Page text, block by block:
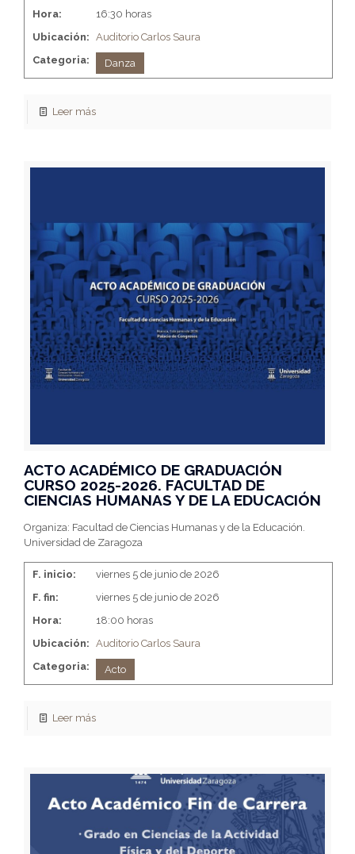
Hora:
16:30 horas
Ubicación: Auditorio Carlos Saura
Categoria:
Danza
Leer más
ACTO ACADÉMICO DE GRADUACIÓN
CURSO 2025-2026. FACULTAD DE
CIENCIAS HUMANAS Y DE LA EDUCACIÓN
Organiza: Facultad de Ciencias Humanas y de la Educación.
Universidad de Zaragoza
F. inicio:
viernes 5 de junio de 2026
F. fin:
viernes 5 de junio de 2026
Hora:
18:00 horas
Ubicación: Auditorio Carlos Saura
Categoria:
Acto
Leer más